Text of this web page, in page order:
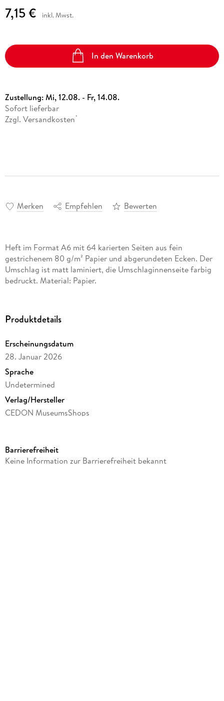
7,15 € inkl. Mwst.
In den Warenkorb
Zustellung:Mi, 12.08. - Fr, 14.08.
Sofort lieferbar
Zzgl. Versandkosten *
Merken Empfehlen Bewerten
Heft im Format A6 mit 64 karierten Seiten aus fein
gestrichenem 80 g/m² Papier und abgerundeten Ecken. Der
Umschlag ist matt laminiert, die Umschlaginnenseite farbig
bedruckt. Material: Papier.
Produktdetails
Erscheinungsdatum
28. Januar 2026
Sprache
Undetermined
Verlag/Hersteller
CEDON MuseumsShops
Gewicht
Barrierefreiheit
Keine Information zur Barrierefreiheit bekannt